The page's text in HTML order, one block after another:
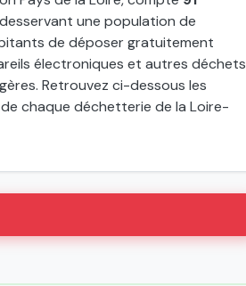
une population de
de déposer gratuitement
électroniques et autres déchets
Retrouvez ci-dessous les
chaque déchetterie de la Loire-